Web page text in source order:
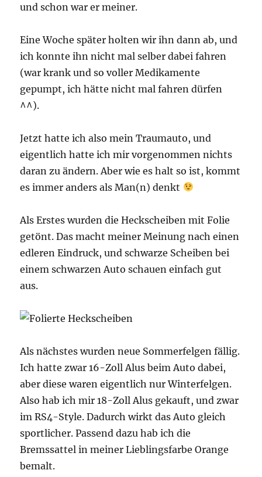
und schon war er meiner.
Eine Woche später holten wir ihn dann ab, und
ich konnte ihn nicht mal selber dabei fahren
(war krank und so voller Medikamente
gepumpt, ich hätte nicht mal fahren dürfen
^^).
Jetzt hatte ich also mein Traumauto, und
eigentlich hatte ich mir vorgenommen nichts
daran zu ändern. Aber wie es halt so ist, kommt
es immer anders als Man(n) denkt
Als Erstes wurden die Heckscheiben mit Folie
getönt. Das macht meiner Meinung nach einen
edleren Eindruck, und schwarze Scheiben bei
einem schwarzen Auto schauen einfach gut
aus.
Als nächstes wurden neue Sommerfelgen fällig.
Ich hatte zwar 16-Zoll Alus beim Auto dabei,
aber diese waren eigentlich nur Winterfelgen.
Also hab ich mir 18-Zoll Alus gekauft, und zwar
im RS4-Style. Dadurch wirkt das Auto gleich
sportlicher. Passend dazu hab ich die
Bremssattel in meiner Lieblingsfarbe Orange
bemalt.